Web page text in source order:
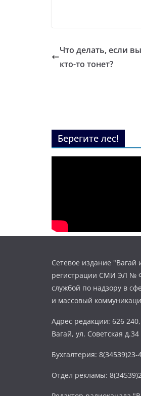
Что делать, если
кто-то тонет?
Берегите лес!
Сетевое издание
регистрации СМИ ЭЛ №
службой по надзору в
и массовый
Адрес редакции: 626
Вагай, ул. Советская д.34
Бухгалтерия: 8(34539)23-
Отдел рекламы: